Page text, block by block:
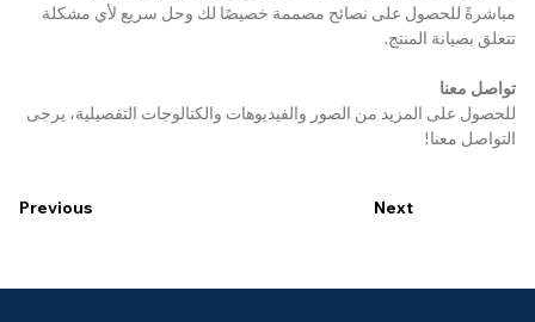
مباشرةً للحصول على نصائح مصممة خصيصًا لك وحل سريع لأي مشكلة
تتعلق بصيانة المنتج.
تواصل معنا
للحصول على المزيد من الصور والفيديوهات والكتالوجات التفصيلية، يرجى
التواصل معنا!
Previous Next